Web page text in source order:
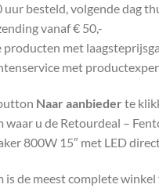
uur besteld, volgende dag
vanaf € 50,-
producten met
met
Naar aanbieder te
waar u de Retourdeal –
800W 15″ met LED
is de meest complete